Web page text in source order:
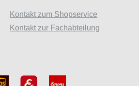
Kontakt zum Shopservice
Kontakt zur Fachabteilung